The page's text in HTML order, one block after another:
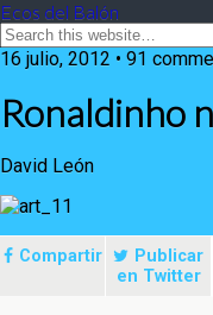
Ecos del Balón
16 julio, 2012 • 91
Ronaldinho
David León
Compartir
Publicar
en Twitter